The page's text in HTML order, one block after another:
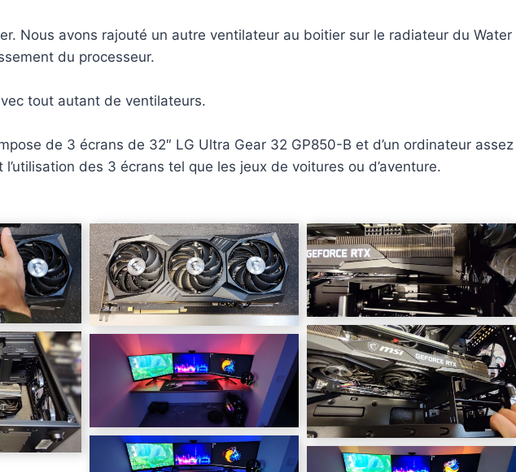
Nous avons rajouté un autre ventilateur au boitier sur le radiateur du Water
du processeur.
tout autant de ventilateurs.
de 3 écrans de 32″ LG Ultra Gear 32 GP850-B et d’un ordinateur assez
des 3 écrans tel que les jeux de voitures ou d’aventure.